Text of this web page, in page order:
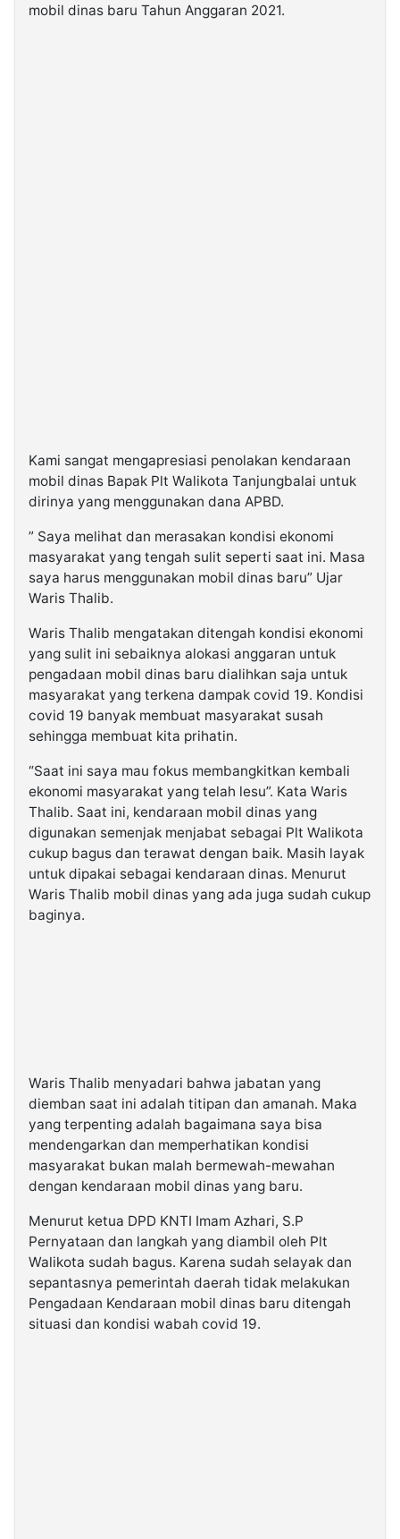
2026mobil dinas baru Tahun Anggaran 2021.
Kami sangat mengapresiasi penolakan kendaraan
mobil dinas Bapak Plt Walikota Tanjungbalai untuk
dirinya yang menggunakan dana APBD.
” Saya melihat dan merasakan kondisi ekonomi
masyarakat yang tengah sulit seperti saat ini. Masa
saya harus menggunakan mobil dinas baru” Ujar
Waris Thalib.
Waris Thalib mengatakan ditengah kondisi ekonomi
yang sulit ini sebaiknya alokasi anggaran untuk
pengadaan mobil dinas baru dialihkan saja untuk
masyarakat yang terkena dampak covid 19. Kondisi
covid 19 banyak membuat masyarakat susah
sehingga membuat kita prihatin.
“Saat ini saya mau fokus membangkitkan kembali
ekonomi masyarakat yang telah lesu”. Kata Waris
Thalib. Saat ini, kendaraan mobil dinas yang
digunakan semenjak menjabat sebagai Plt Walikota
cukup bagus dan terawat dengan baik. Masih layak
untuk dipakai sebagai kendaraan dinas. Menurut
Waris Thalib mobil dinas yang ada juga sudah cukup
baginya.
Waris Thalib menyadari bahwa jabatan yang
diemban saat ini adalah titipan dan amanah. Maka
yang terpenting adalah bagaimana saya bisa
mendengarkan dan memperhatikan kondisi
masyarakat bukan malah bermewah-mewahan
dengan kendaraan mobil dinas yang baru.
Menurut ketua DPD KNTI Imam Azhari, S.P
Pernyataan dan langkah yang diambil oleh Plt
Walikota sudah bagus. Karena sudah selayak dan
sepantasnya pemerintah daerah tidak melakukan
Pengadaan Kendaraan mobil dinas baru ditengah
situasi dan kondisi wabah covid 19.